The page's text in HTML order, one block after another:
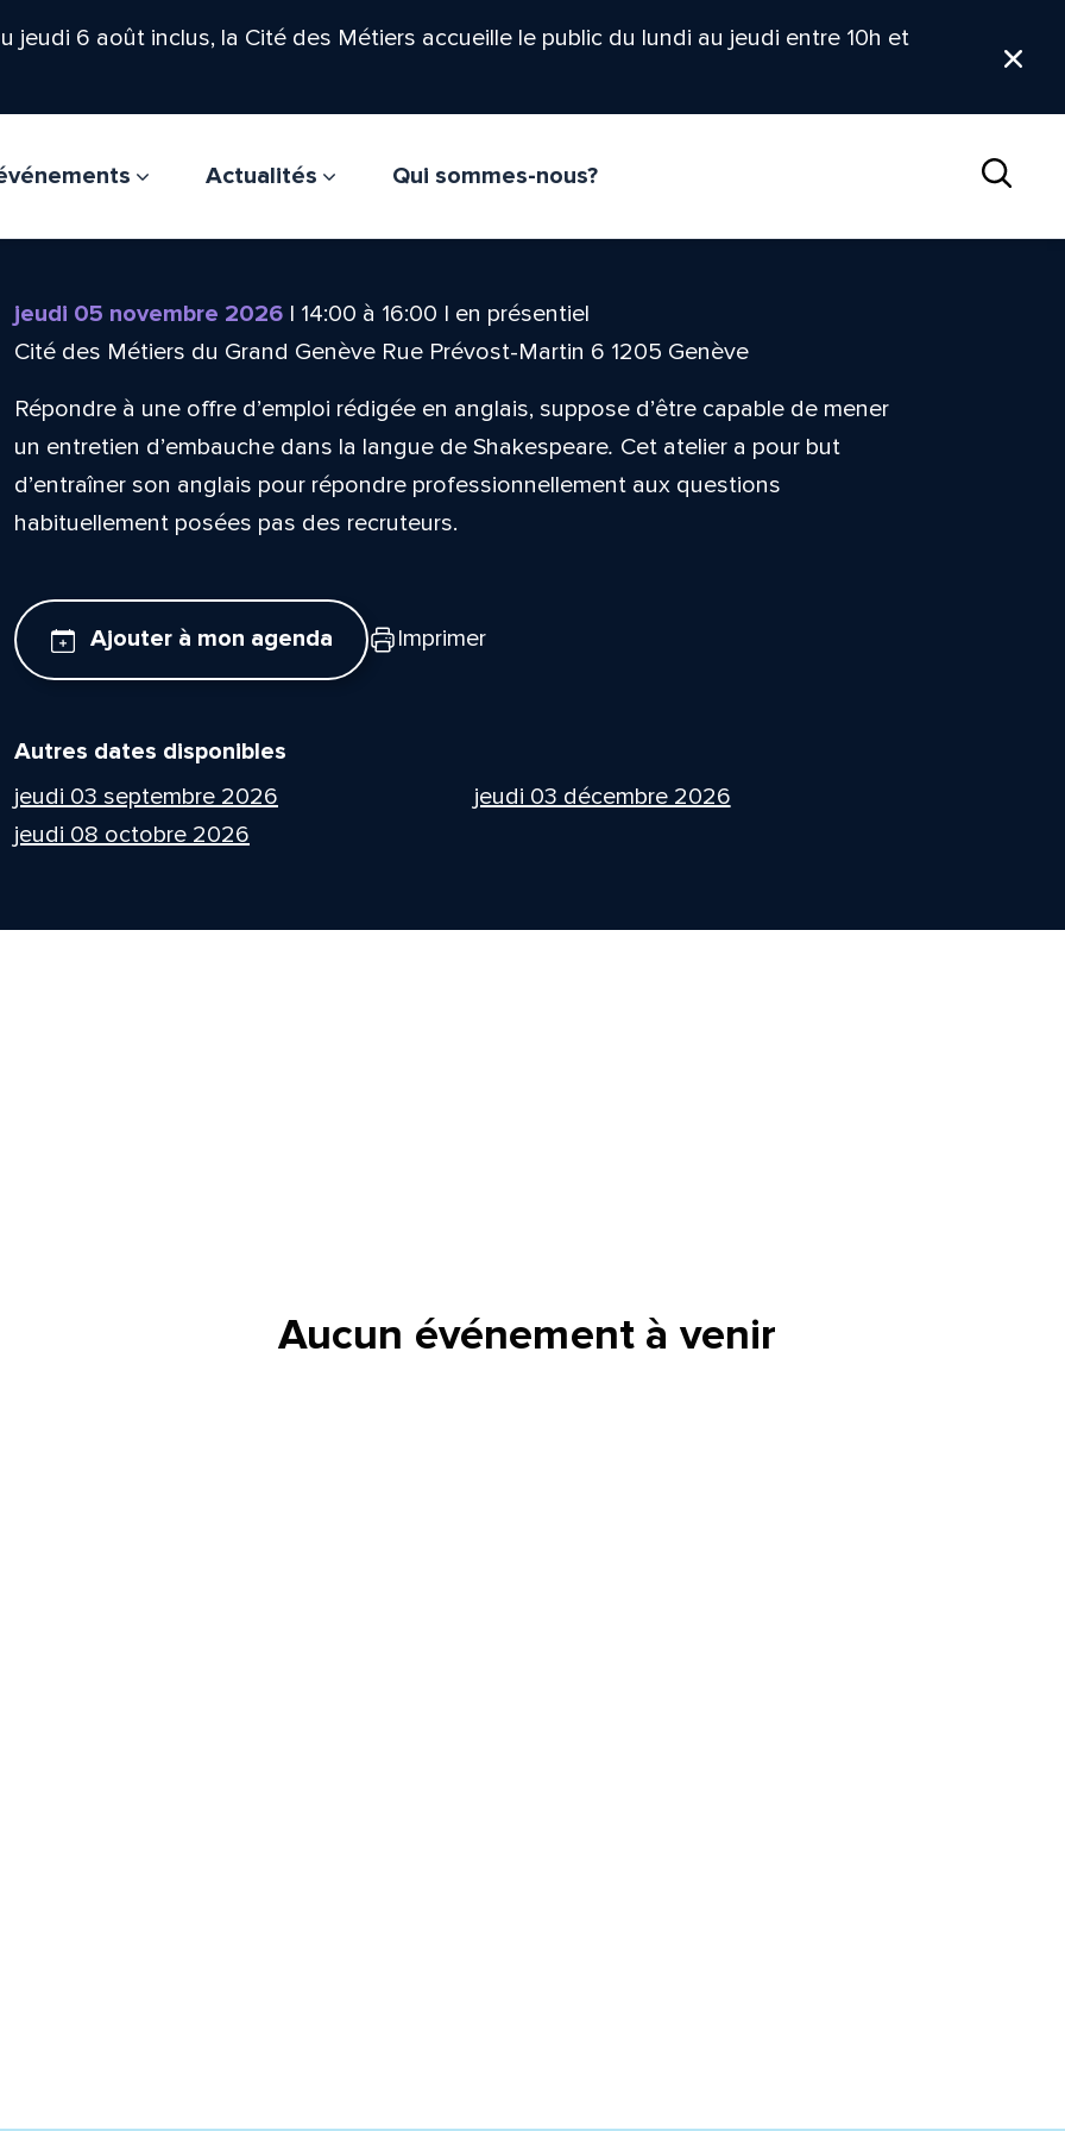
6 août inclus, la Cité des Métiers accueille le public du lundi au jeudi entre 10h et
Actualités
Qui sommes-nous?
jeudi 05 novembre 2026| 14:00 à 16:00 | en présentiel
Cité des Métiers du Grand Genève Rue Prévost-Martin 6 1205 Genève
Répondre à une offre d’emploi rédigée en anglais, suppose d’être capable de mener
un entretien d’embauche dans la langue de Shakespeare. Cet atelier a pour but
d’entraîner son anglais pour répondre professionnellement aux questions
habituellement posées pas des recruteurs.
Ajouter à mon agenda Imprimer
Autres dates disponibles
jeudi 03 septembre 2026
jeudi 08 octobre 2026
jeudi 03 décembre 2026
Aucun événement à venir